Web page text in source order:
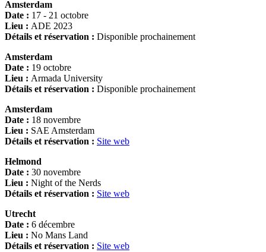
Amsterdam
Date : 17 - 21 octobre
Lieu : ADE 2023
Détails et réservation : Disponible prochainement
Amsterdam
Date : 19 octobre
Lieu : Armada University
Détails et réservation : Disponible prochainement
Amsterdam
Date : 18 novembre
Lieu : SAE Amsterdam
Détails et réservation : Site web
Helmond
Date : 30 novembre
Lieu : Night of the Nerds
Détails et réservation : Site web
Utrecht
Date : 6 décembre
Lieu : No Mans Land
Détails et réservation : Site web